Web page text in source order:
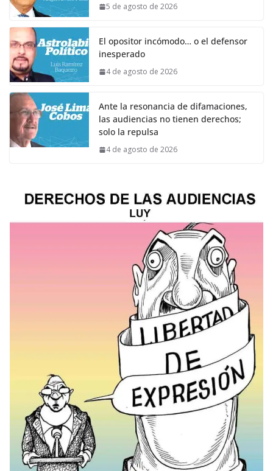
5 de agosto de 2026
El opositor incómodo… o el defensor
inesperado
4 de agosto de 2026
Ante la resonancia de difamaciones,
las audiencias no tienen derechos;
solo la repulsa
4 de agosto de 2026